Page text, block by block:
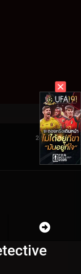
2441 Views